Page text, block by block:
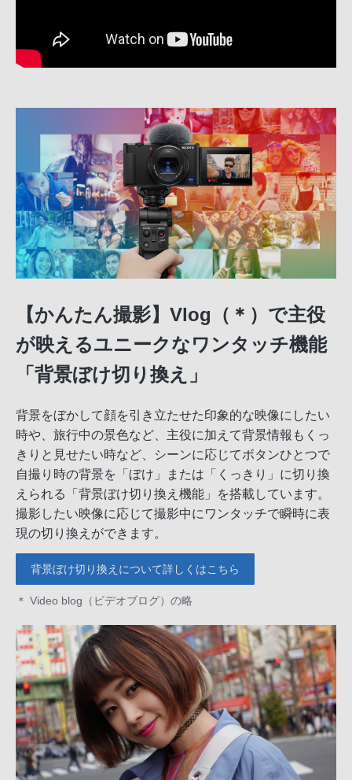
【かんたん撮影】Vlog（＊）で主役
が映えるユニークなワンタッチ機能
「背景ぼけ切り換え」
背景をぼかして顔を引き立たせた印象的な映像にしたい
時や、旅行中の景色など、主役に加えて背景情報もくっ
きりと見せたい時など、シーンに応じてボタンひとつで
自撮り時の背景を「ぼけ」または「くっきり」に切り換
えられる「背景ぼけ切り換え機能」を搭載しています。
撮影したい映像に応じて撮影中にワンタッチで瞬時に表
現の切り換えができます。
背景ぼけ切り換えについて詳しくはこちら
＊ Video blog（ビデオブログ）の略